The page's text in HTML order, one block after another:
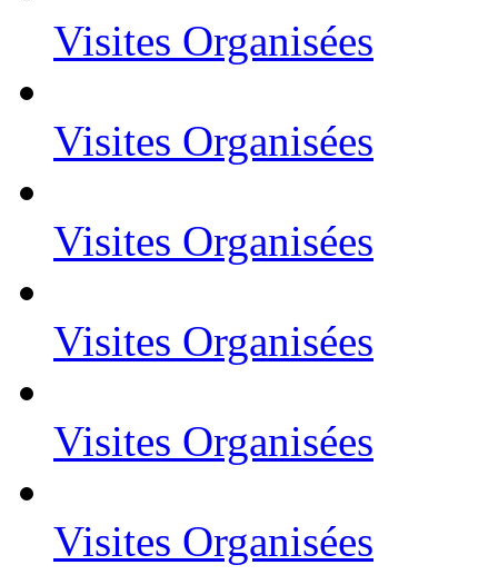
Visites Organisées
Visites Organisées
Visites Organisées
Visites Organisées
Visites Organisées
Visites Organisées